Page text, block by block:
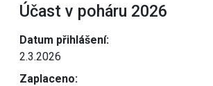
Účast v poháru 2026
Datum přihlášení:
2.3.2026
Zaplaceno: